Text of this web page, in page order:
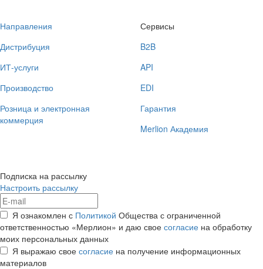
Направления
Дистрибуция
ИТ-услуги
Производство
Розница и электронная
коммерция
Сервисы
B2B
API
EDI
Гарантия
Merlion Академия
Подписка на рассылку
Настроить рассылку
Я ознакомлен с Политикой Общества с ограниченной
ответственностью «Мерлион» и даю свое согласие на обработку
моих персональных данных
Я выражаю свое согласие на получение информационных
материалов